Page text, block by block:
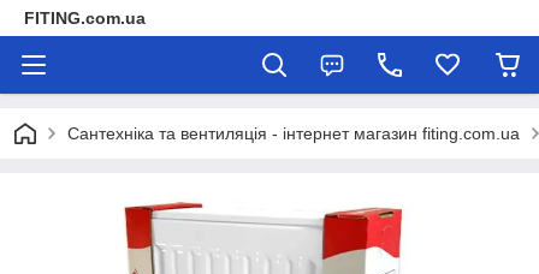
FITING.com.ua
Сантехніка та вентиляція - інтернет магазин fiting.com.ua